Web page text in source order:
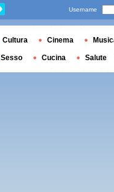
Username
Cultura Cinema
Sesso Cucina Salute